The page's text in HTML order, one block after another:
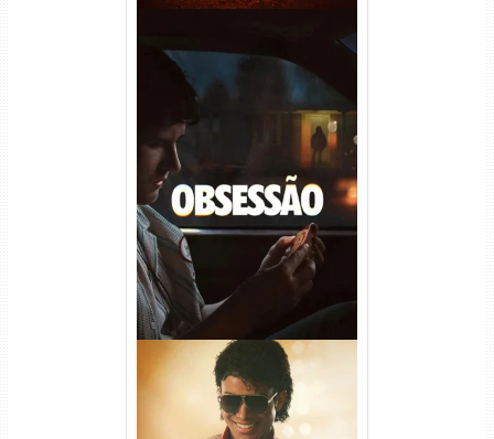
Obsessão Torrent (2026)
WEB-DL 1080p/4K Dual
Áudio